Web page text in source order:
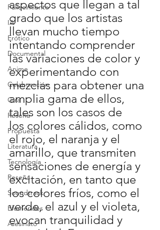
Fallecimiento
IA
Erótico
Documental
Anime
Colaboración
Gira
Reseña
Propuesta
Literatura
Tecnología
Reseña
Soundtrack
Efemérides
Asesinato
aspectos que llegan a tal
grado que los artistas
llevan mucho tiempo
intentando comprender
las variaciones de color y
experimentando con
mezclas para obtener una
amplia gama de ellos,
tales son los casos de
los colores cálidos, como
el rojo, el naranja y el
amarillo, que transmiten
sensaciones de energía y
excitación, en tanto que
los colores fríos, como el
verde, el azul y el violeta,
evocan tranquilidad y